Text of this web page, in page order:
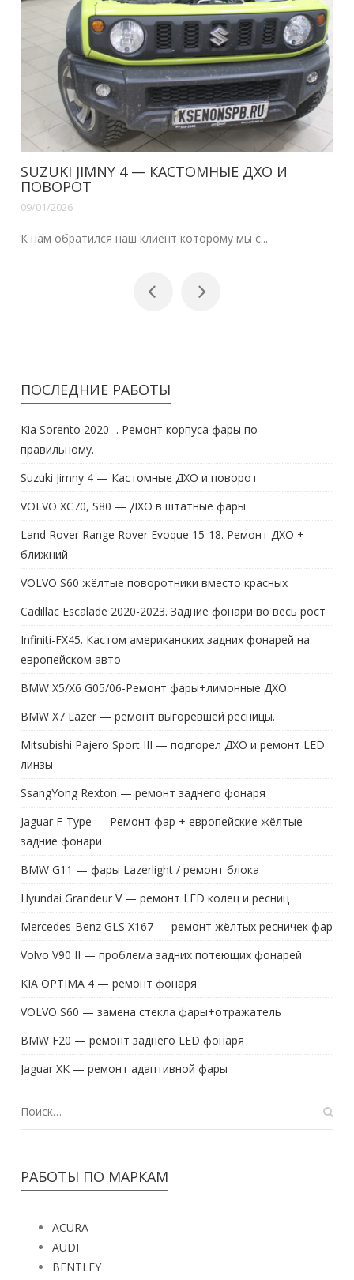
SUZUKI JIMNY 4 — КАСТОМНЫЕ ДХО И
ПОВОРОТ
09/01/2026
К нам обратился наш клиент которому мы с...
ПОСЛЕДНИЕ РАБОТЫ
Kia Sorento 2020- . Ремонт корпуса фары по
правильному.
Suzuki Jimny 4 — Кастомные ДХО и поворот
VOLVO XC70, S80 — ДХО в штатные фары
Land Rover Range Rover Evoque 15-18. Ремонт ДХО +
ближний
VOLVO S60 жёлтые поворотники вместо красных
Cadillac Escalade 2020-2023. Задние фонари во весь рост
Infiniti-FX45. Кастом американских задних фонарей на
европейском авто
BMW X5/X6 G05/06-Ремонт фары+лимонные ДХО
BMW X7 Lazer — ремонт выгоревшей ресницы.
Mitsubishi Pajero Sport III — подгорел ДХО и ремонт LED
линзы
SsangYong Rexton — ремонт заднего фонаря
Jaguar F-Type — Ремонт фар + европейские жёлтые
задние фонари
BMW G11 — фары Lazerlight / ремонт блока
Hyundai Grandeur V — ремонт LED колец и ресниц
Mercedes-Benz GLS X167 — ремонт жёлтых ресничек фар
Volvo V90 II — проблема задних потеющих фонарей
KIA OPTIMA 4 — ремонт фонаря
VOLVO S60 — замена стекла фары+отражатель
BMW F20 — ремонт заднего LED фонаря
Jaguar XK — ремонт адаптивной фары
РАБОТЫ ПО МАРКАМ
ACURA
AUDI
BENTLEY